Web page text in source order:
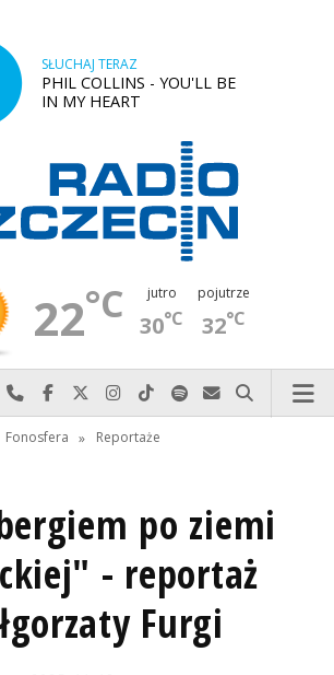
SŁUCHAJ TERAZ
PHIL COLLINS - YOU'LL BE
IN MY HEART
22°C jutro
30°C
pojutrze
32°C
Najlepiej po prostu do nas zadzwoń
Odwiedź nas na Facebook-u
Odwiedź nas na X
Odwiedź nas na Instagram-ie
Odwiedź nas na TikTok-u
Szukaj nas na Spotify
Wyślij do nas
Szukaj
Fonosfera » Reportaże
po ziemi
- reportaż
Furgi